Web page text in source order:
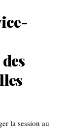
la session au